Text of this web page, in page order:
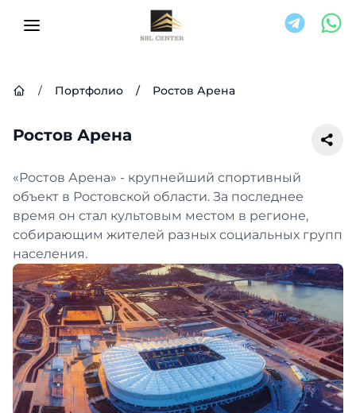
/ Портфолио / Ростов Арена
Ростов Арена
«Ростов Арена» - крупнейший спортивный
объект в Ростовской области. За последнее
время он стал культовым местом в регионе,
собирающим жителей разных социальных групп
населения.